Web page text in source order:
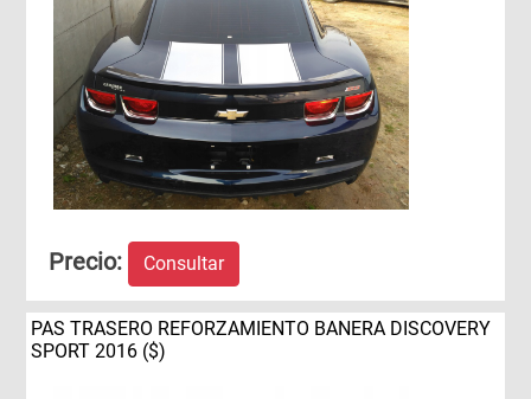
Precio: Consultar
PAS TRASERO REFORZAMIENTO BANERA DISCOVERY
SPORT 2016 ($)